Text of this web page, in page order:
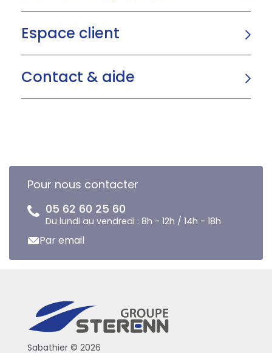
Espace client
Contact & aide
Pour nous contacter
05 62 60 25 60
Du lundi au vendredi : 8h - 12h / 14h - 18h
Par email
Sabathier © 2026